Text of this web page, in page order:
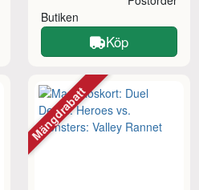
Butiken
Köp
Mängdrabatt